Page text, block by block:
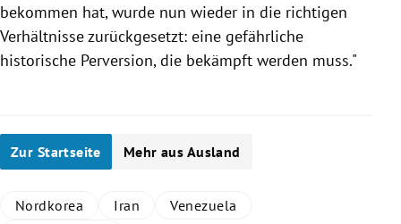
bekommen hat, wurde nun wieder in die richtigen
Verhältnisse zurückgesetzt: eine gefährliche
historische Perversion, die bekämpft werden muss."
Zur Startseite Mehr aus Ausland
Nordkorea Iran
Venezuela